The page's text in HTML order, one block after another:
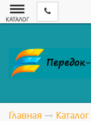
КАТАЛОГ
Главная Каталог